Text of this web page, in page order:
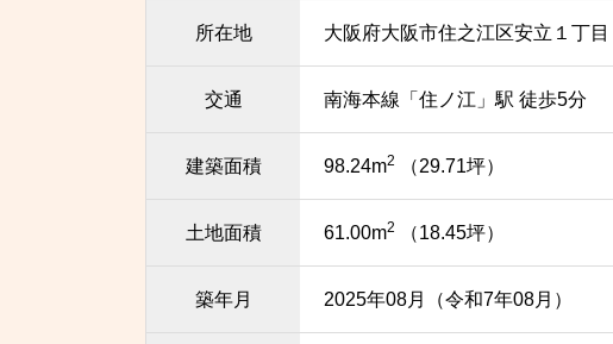
所在地 大阪府大阪市住之江区安立１丁目
交通 南海本線「住ノ江」駅 徒歩5分
建築面積 98.24m2 （29.71坪）
土地面積 61.00m2 （18.45坪）
築年月 2025年08月（令和7年08月）